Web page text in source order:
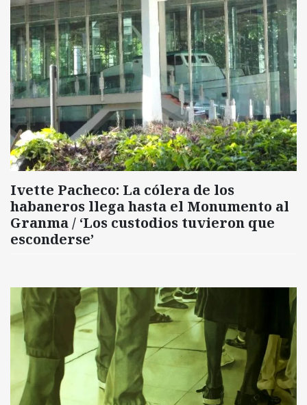
Ivette Pacheco: La cólera de los
habaneros llega hasta el Monumento al
Granma / ‘Los custodios tuvieron que
esconderse’